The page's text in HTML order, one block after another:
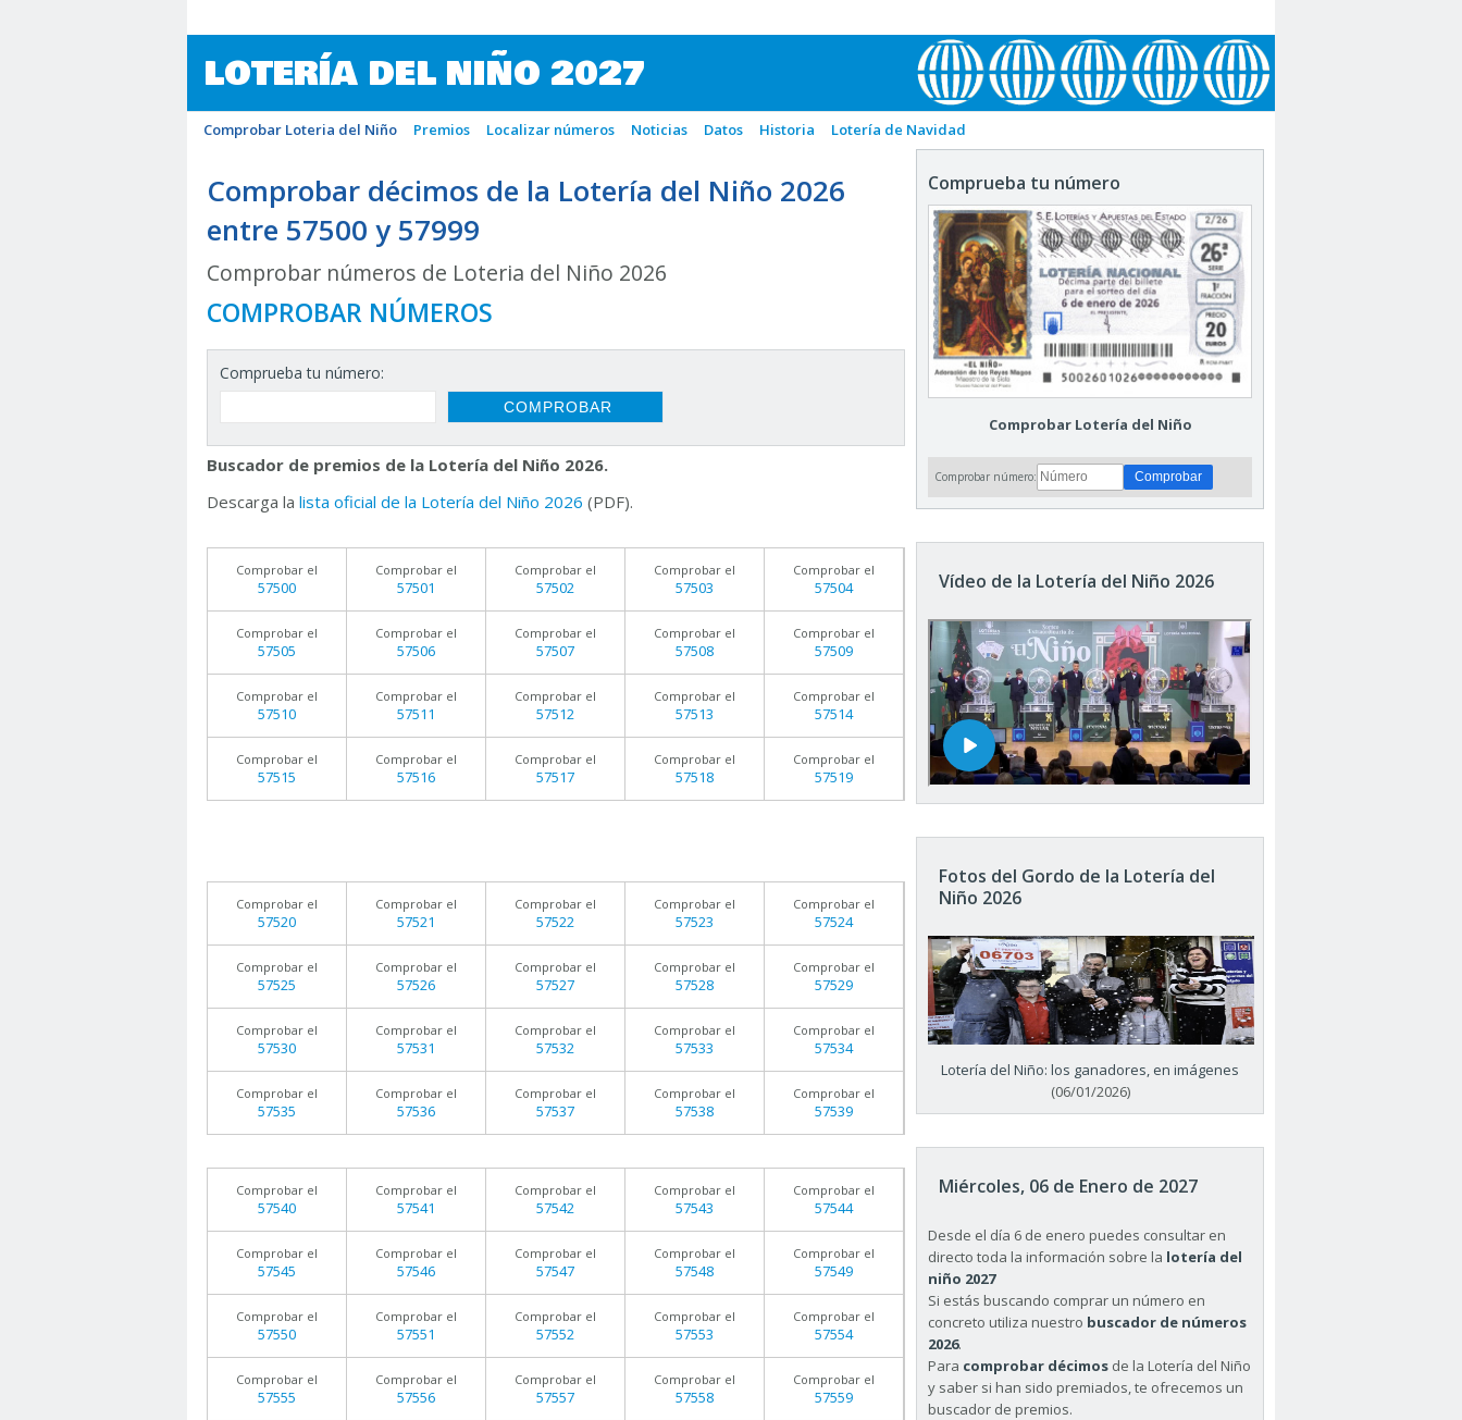
LOTERÍA DEL NIÑO 2027
Comprobar Loteria del Niño Premios Localizar números Noticias Datos Historia Lotería de Navidad
Comprobar décimos de la Lotería del Niño 2026
entre 57500 y 57999
Comprobar números de Loteria del Niño 2026
COMPROBAR NÚMEROS
Comprueba tu número:
Buscador de premios de la Lotería del Niño 2026.
Descarga la lista oficial de la Lotería del Niño 2026 (PDF).
Comprobar el
57500
Comprobar el
57501
Comprobar el
57502
Comprobar el
57503
Comprobar el
57504
Comprobar el
57505
Comprobar el
57506
Comprobar el
57507
Comprobar el
57508
Comprobar el
57509
Comprobar el
57510
Comprobar el
57511
Comprobar el
57512
Comprobar el
57513
Comprobar el
57514
Comprobar el
57515
Comprobar el
57516
Comprobar el
57517
Comprobar el
57518
Comprobar el
57519
Comprobar el
57520
Comprobar el
57521
Comprobar el
57522
Comprobar el
57523
Comprobar el
57524
Comprobar el
57525
Comprobar el
57526
Comprobar el
57527
Comprobar el
57528
Comprobar el
57529
Comprobar el
57530
Comprobar el
57531
Comprobar el
57532
Comprobar el
57533
Comprobar el
57534
Comprobar el
57535
Comprobar el
57536
Comprobar el
57537
Comprobar el
57538
Comprobar el
57539
Comprobar el
57540
Comprobar el
57541
Comprobar el
57542
Comprobar el
57543
Comprobar el
57544
Comprobar el
57545
Comprobar el
57546
Comprobar el
57547
Comprobar el
57548
Comprobar el
57549
Comprobar el
57550
Comprobar el
57551
Comprobar el
57552
Comprobar el
57553
Comprobar el
57554
Comprobar el
57555
Comprobar el
57556
Comprobar el
57557
Comprobar el
57558
Comprobar el
57559
Comprueba tu número
Comprobar Lotería del Niño
Comprobar número:
Vídeo de la Lotería del Niño 2026
Fotos del Gordo de la Lotería del
Niño 2026
Lotería del Niño: los ganadores, en imágenes
(06/01/2026)
Miércoles, 06 de Enero de 2027
Desde el día 6 de enero puedes consultar en
directo toda la información sobre la lotería del
niño 2027
Si estás buscando comprar un número en
concreto utiliza nuestro buscador de números
2026.
Para comprobar décimos de la Lotería del Niño
y saber si han sido premiados, te ofrecemos un
buscador de premios.